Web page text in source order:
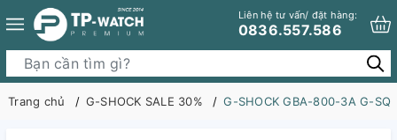
Liên hệ tư vấn/ đặt hàng:
0836.557.586
Trang chủ G-SHOCK SALE 30% G-SHOCK GBA-800-3A G-